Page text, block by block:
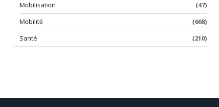
Mobilisation
(47)
Mobilité
(668)
Santé
(210)